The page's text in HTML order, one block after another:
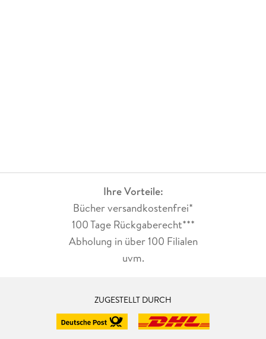
Ihre Vorteile:
Bücher versandkostenfrei*
100 Tage Rückgaberecht***
Abholung in über 100 Filialen
uvm.
ZUGESTELLT DURCH